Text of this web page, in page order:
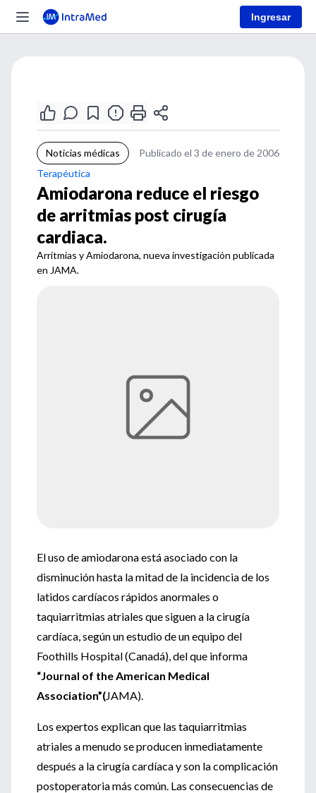
Ingresar
Noticias médicas
Publicado el 3 de enero de 2006
Terapéutica
Amiodarona reduce el riesgo
de arritmias post cirugía
cardiaca.
Arritmias y Amiodarona, nueva investigación publicada
en JAMA.
El uso de amiodarona está asociado con la
disminución hasta la mitad de la incidencia de los
latidos cardíacos rápidos anormales o
taquiarritmias atriales que siguen a la cirugía
cardíaca, según un estudio de un equipo del
Foothills Hospital (Canadá), del que informa
“Journal of the American Medical
Association”(JAMA).
Los expertos explican que las taquiarritmias
atriales a menudo se producen inmediatamente
después a la cirugía cardíaca y son la complicación
postoperatoria más común. Las consecuencias de